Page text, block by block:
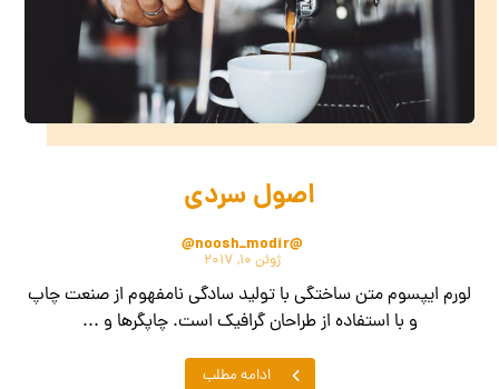
اصول سردی
@noosh_modir@
ژوئن ۱۰, ۲۰۱۷
لورم ایپسوم متن ساختگی با تولید سادگی نامفهوم از صنعت چاپ
و با استفاده از طراحان گرافیک است. چاپگرها و ...
ادامه مطلب